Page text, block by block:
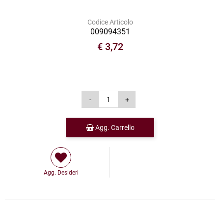
Codice Articolo
009094351
€ 3,72
Agg. Carrello
Agg. Desideri